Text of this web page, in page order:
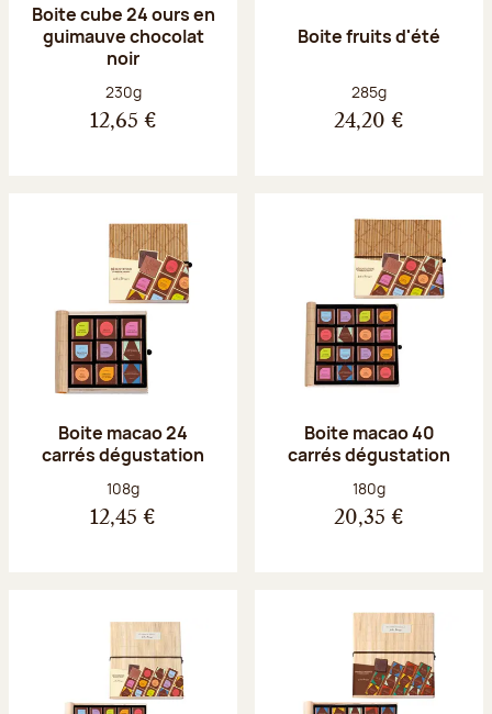
Boite cube 24 ours en
guimauve chocolat
noir
Poids net :
230g
12,65 €
Boite fruits d'été
Poids net :
285g
24,20 €
Boite macao 24
carrés dégustation
Poids net :
108g
12,45 €
Boite macao 40
carrés dégustation
Poids net :
180g
20,35 €